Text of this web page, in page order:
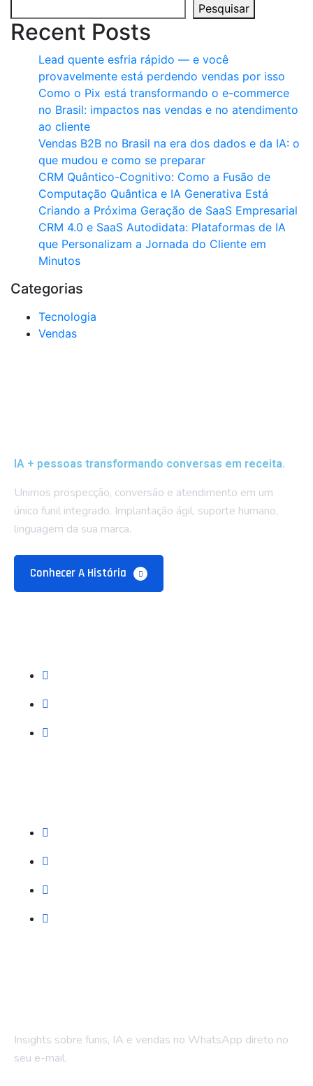
Pesquisar
Recent Posts
Lead quente esfria rápido — e você
provavelmente está perdendo vendas por isso
Como o Pix está transformando o e-commerce
no Brasil: impactos nas vendas e no atendimento
ao cliente
Vendas B2B no Brasil na era dos dados e da IA: o
que mudou e como se preparar
CRM Quântico-Cognitivo: Como a Fusão de
Computação Quântica e IA Generativa Está
Criando a Próxima Geração de SaaS Empresarial
CRM 4.0 e SaaS Autodidata: Plataformas de IA
que Personalizam a Jornada do Cliente em
Minutos
Categorias
Tecnologia
Vendas
IA + pessoas transformando conversas em receita.
Unimos prospecção, conversão e atendimento em um
único funil integrado. Implantação ágil, suporte humano,
linguagem da sua marca.
Conhecer A História
Insights sobre funis, IA e vendas no WhatsApp direto no
seu e-mail.